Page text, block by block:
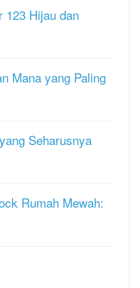
123 Hijau dan
Mana yang Paling
Seharusnya
Rumah Mewah: